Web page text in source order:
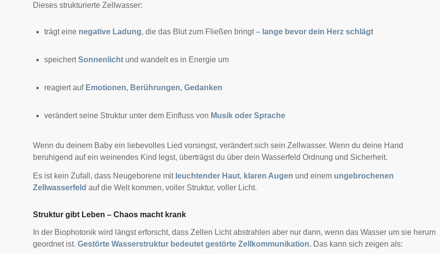
Dieses strukturierte Zellwasser:
trägt eine negative Ladung, die das Blut zum Fließen bringt – lange bevor dein Herz schlägt
speichertSonnenlicht und wandelt es in Energie um
reagiert auf Emotionen, Berührungen, Gedanken
verändert seine Struktur unter dem Einfluss von Musik oder Sprache
Wenn du deinem Baby ein liebevolles Lied vorsingst, verändert sich sein Zellwasser. Wenn du deine Hand
beruhigend auf ein weinendes Kind legst, überträgst du über dein Wasserfeld Ordnung und Sicherheit.
Es ist kein Zufall, dass Neugeborene mit leuchtender Haut, klaren Augen und einem ungebrochenen
Zellwasserfeld auf die Welt kommen, voller Struktur, voller Licht.
Struktur gibt Leben – Chaos macht krank
In der Biophotonik wird längst erforscht, dass Zellen Licht abstrahlen aber nur dann, wenn das Wasser um sie herum
geordnet ist. Gestörte Wasserstruktur bedeutet gestörte Zellkommunikation. Das kann sich zeigen als: